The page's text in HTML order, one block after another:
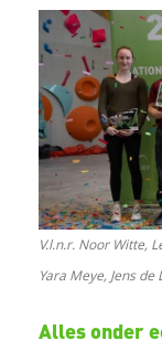
o
p
F
a
c
e
V.l.n.r. Noor Witte,
Yara Meye, Jens
Alles onder